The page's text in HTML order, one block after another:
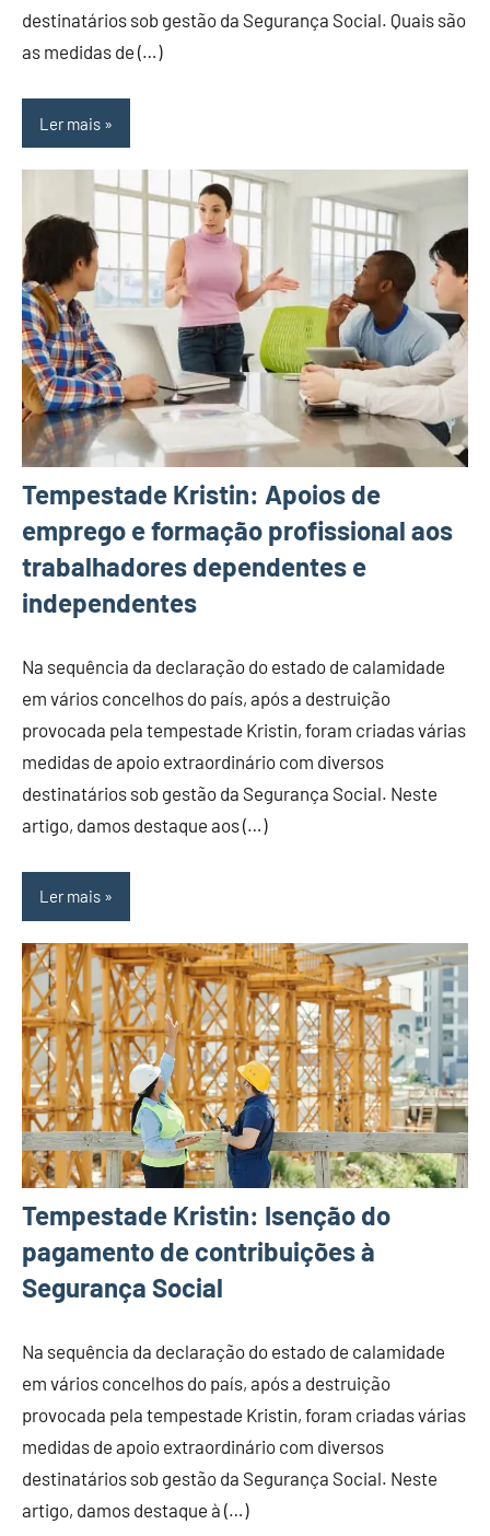
destinatários sob gestão da Segurança Social. Quais são
as medidas de (…)
Ler mais
Tempestade Kristin: Apoios de
emprego e formação profissional aos
trabalhadores dependentes e
independentes
Na sequência da declaração do estado de calamidade
em vários concelhos do país, após a destruição
provocada pela tempestade Kristin, foram criadas várias
medidas de apoio extraordinário com diversos
destinatários sob gestão da Segurança Social. Neste
artigo, damos destaque aos (…)
Ler mais
Tempestade Kristin: Isenção do
pagamento de contribuições à
Segurança Social
Na sequência da declaração do estado de calamidade
em vários concelhos do país, após a destruição
provocada pela tempestade Kristin, foram criadas várias
medidas de apoio extraordinário com diversos
destinatários sob gestão da Segurança Social. Neste
artigo, damos destaque à (…)